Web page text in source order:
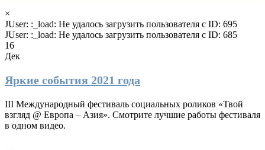
×
JUser: :_load: Не удалось загрузить пользователя с ID: 695
JUser: :_load: Не удалось загрузить пользователя с ID: 685
16
Дек
Яркие события 2021 года
III Международный фестиваль социальных роликов «Твой
взгляд @ Европа – Азия». Смотрите лучшие работы фестиваля
в одном видео.